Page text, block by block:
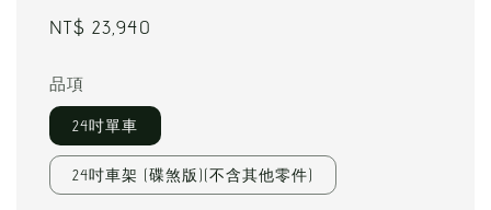
Regular
NT$ 23,940
品項
24吋單車
24吋車架 (碟煞版)(不含其他零件)